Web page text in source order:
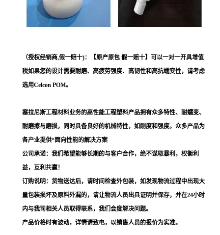
（授权经销商,假一赔十)：【原产原包 假一赔十】可以一对一开具增值
税如果您的设计需要耐磨、高疲劳强度、高韧性和高抗蠕变性，请考虑
选用Celcon POM。
塞拉尼斯工程材料业务的高性能工程塑料产品拥有众多特性、耐蠕变、
耐磨擦与磨损，同时具备良好的机械特性，如刚度和强度。众多产品为
各产业提供“面向性能的解决方案
公司承诺：我们希望能够长期的与客户合作，绝不谋取暴利，权衡利
益，互利共赢！
订购说明：货物送达后，请时间检查外包装，如发现物流过程中出现大
量包装损坏及原料外漏的，请让物流人员出具证明并保存，并在24小时
内与我司相关人员取得联系，我们会度解决问题。
产品价格时有波动，详情请致电，以销售人员的报价为实准。